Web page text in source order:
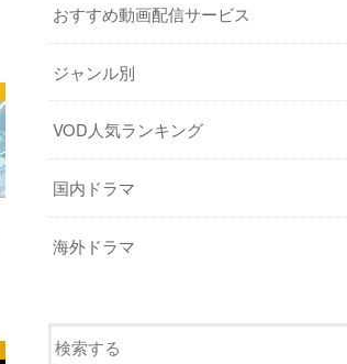
おすすめ動画配信サービス
ジャンル別
VOD人気ランキング
国内ドラマ
海外ドラマ